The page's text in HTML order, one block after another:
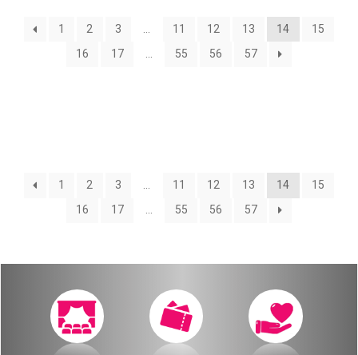
Календарь
Политика сайта
1 2 3 … 11 12 13 14
15
16
17 … 55 56 57
1 2 3 … 11 12 13 14
15
16
17 … 55 56 57